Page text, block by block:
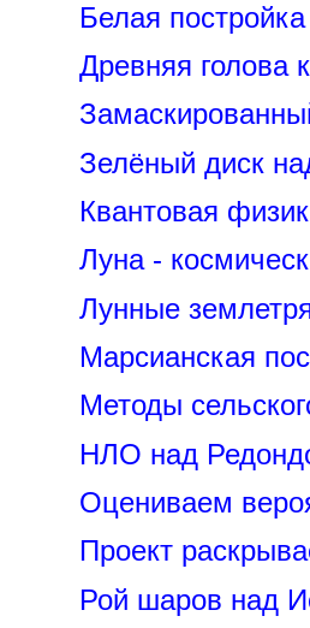
Белая
Древняя голова
Зелёный диск
Квантовая
Луна -
Лунные
Марсианская
Методы
НЛО над
Оцениваем
Проект
Рой шаров над